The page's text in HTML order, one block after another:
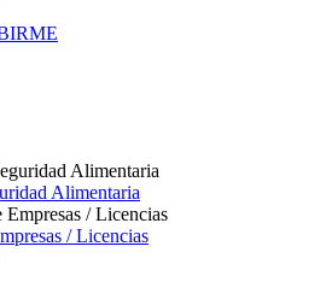
Alimentaria
/ Licencias